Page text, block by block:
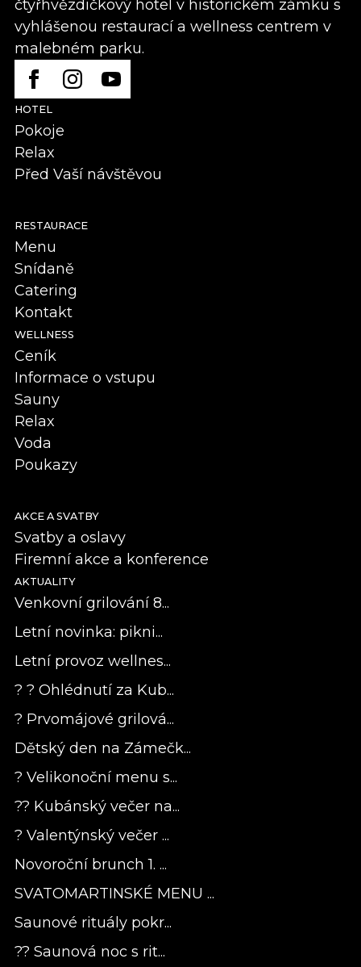
čtyřhvězdičkový hotel v historickém zámku s
vyhlášenou restaurací a wellness centrem v
malebném parku.
HOTEL
Pokoje
Relax
Před Vaší návštěvou
RESTAURACE
Menu
Snídaně
Catering
Kontakt
WELLNESS
Ceník
Informace o vstupu
Sauny
Relax
Voda
Poukazy
AKCE A SVATBY
Svatby a oslavy
Firemní akce a konference
AKTUALITY
Venkovní grilování 8...
Letní novinka: pikni...
Letní provoz wellnes...
? ? Ohlédnutí za Kub...
? Prvomájové grilová...
Dětský den na Zámečk...
? Velikonoční menu s...
?? Kubánský večer na...
? Valentýnský večer ...
Novoroční brunch 1. ...
SVATOMARTINSKÉ MENU ...
Saunové rituály pokr...
?? Saunová noc s rit...